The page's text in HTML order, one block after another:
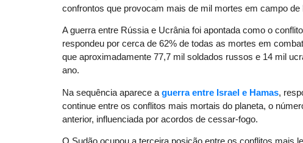
confrontos que provocam mais de mil mortes em campo de
A guerra entre Rússia e Ucrânia foi apontada como o
respondeu por cerca de 62% de todas as mortes em
que aproximadamente 77,7 mil soldados russos e 14 mil
ano.
Na sequência aparece a guerra entre Israel e Hamas,
continue entre os conflitos mais mortais do planeta, o
anterior, influenciada por acordos de cessar-fogo.
O Sudão ocupou a terceira posição entre os conflitos mais